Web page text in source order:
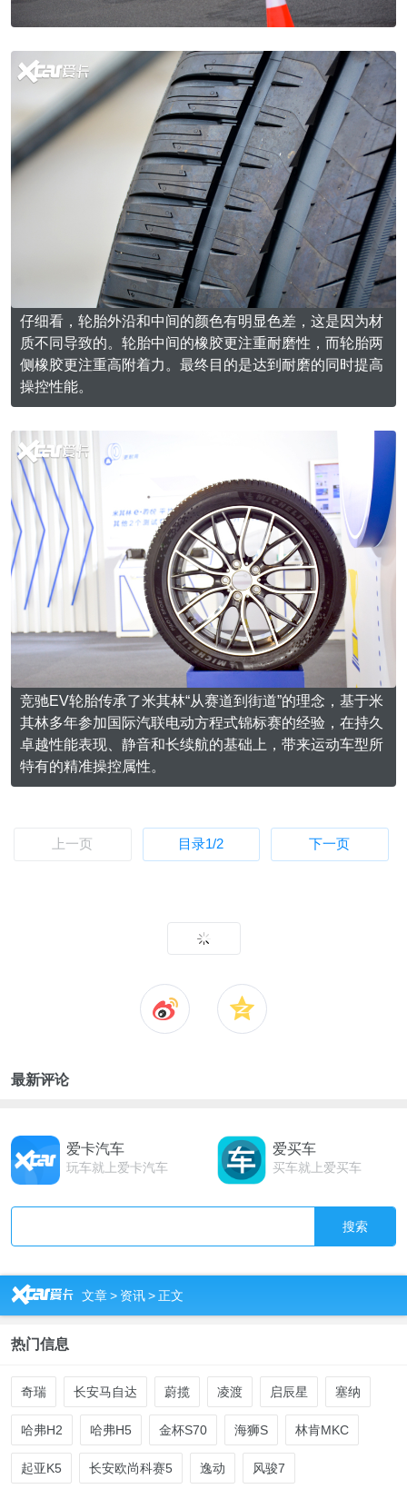
仔细看，轮胎外沿和中间的颜色有明显色差，这是因为材
质不同导致的。轮胎中间的橡胶更注重耐磨性，而轮胎两
侧橡胶更注重高附着力。最终目的是达到耐磨的同时提高
操控性能。
竞驰EV轮胎传承了米其林“从赛道到街道”的理念，基于米
其林多年参加国际汽联电动方程式锦标赛的经验，在持久
卓越性能表现、静音和长续航的基础上，带来运动车型所
特有的精准操控属性。
上一页 目录1/2 下一页
最新评论
爱卡汽车
玩车就上爱卡汽车
爱买车
买车就上爱买车
搜索
R 文章> 资讯>正文
热门信息
奇瑞 长安马自达 蔚揽 凌渡 启辰星 塞纳
哈弗H2 哈弗H5 金杯S70 海狮S 林肯MKC
起亚K5 长安欧尚科赛5 逸动 风骏7